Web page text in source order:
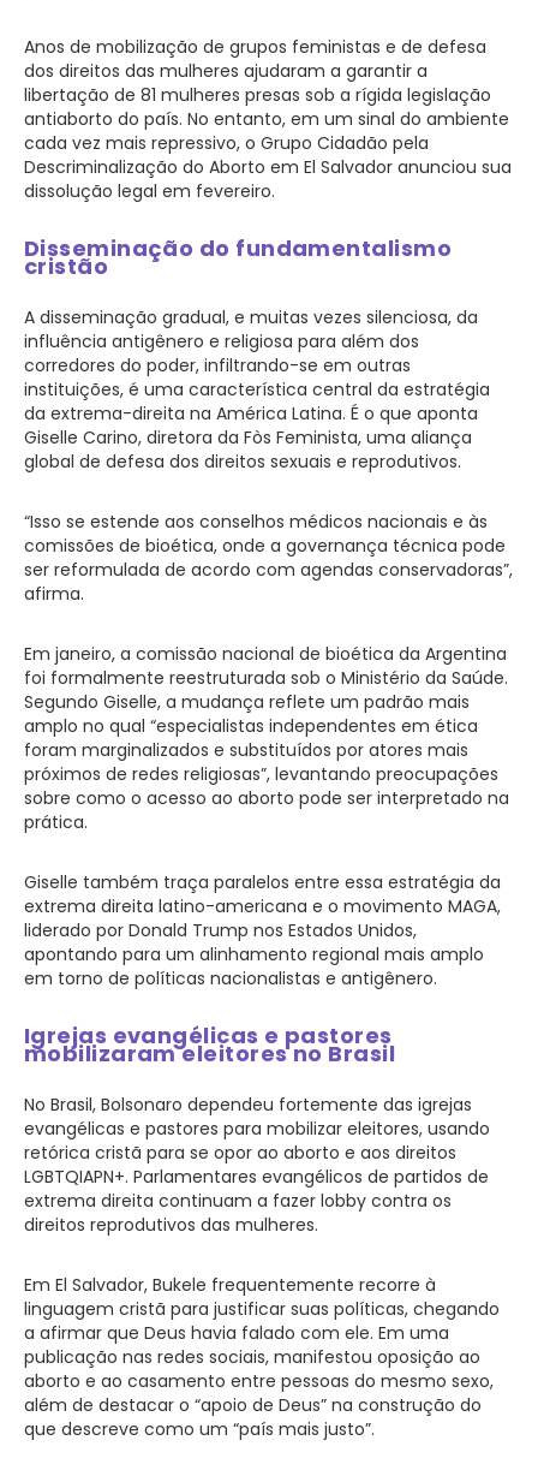
Anos de mobilização de grupos feministas e de defesa
dos direitos das mulheres ajudaram a garantir a
libertação de 81 mulheres presas sob a rígida legislação
antiaborto do país. No entanto, em um sinal do ambiente
cada vez mais repressivo, o Grupo Cidadão pela
Descriminalização do Aborto em El Salvador anunciou sua
dissolução legal em fevereiro.
Disseminação do fundamentalismo
cristão
A disseminação gradual, e muitas vezes silenciosa, da
influência antigênero e religiosa para além dos
corredores do poder, infiltrando-se em outras
instituições, é uma característica central da estratégia
da extrema-direita na América Latina. É o que aponta
Giselle Carino, diretora da Fòs Feminista, uma aliança
global de defesa dos direitos sexuais e reprodutivos.
“Isso se estende aos conselhos médicos nacionais e às
comissões de bioética, onde a governança técnica pode
ser reformulada de acordo com agendas conservadoras”,
afirma.
Em janeiro, a comissão nacional de bioética da Argentina
foi formalmente reestruturada sob o Ministério da Saúde.
Segundo Giselle, a mudança reflete um padrão mais
amplo no qual “especialistas independentes em ética
foram marginalizados e substituídos por atores mais
próximos de redes religiosas”, levantando preocupações
sobre como o acesso ao aborto pode ser interpretado na
prática.
Giselle também traça paralelos entre essa estratégia da
extrema direita latino-americana e o movimento MAGA,
liderado por Donald Trump nos Estados Unidos,
apontando para um alinhamento regional mais amplo
em torno de políticas nacionalistas e antigênero.
Igrejas evangélicas e pastores
mobilizaram eleitores no Brasil
No Brasil, Bolsonaro dependeu fortemente das igrejas
evangélicas e pastores para mobilizar eleitores, usando
retórica cristã para se opor ao aborto e aos direitos
LGBTQIAPN+. Parlamentares evangélicos de partidos de
extrema direita continuam a fazer lobby contra os
direitos reprodutivos das mulheres.
Em El Salvador, Bukele frequentemente recorre à
linguagem cristã para justificar suas políticas, chegando
a afirmar que Deus havia falado com ele. Em uma
publicação nas redes sociais, manifestou oposição ao
aborto e ao casamento entre pessoas do mesmo sexo,
além de destacar o “apoio de Deus” na construção do
que descreve como um “país mais justo”.